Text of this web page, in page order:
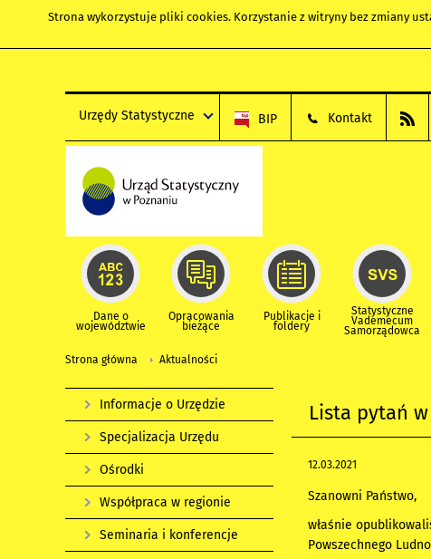
Strona wykorzystuje pliki cookies. Korzystanie z witryny bez zmiany
Urzędy Statystyczne BIP Kontakt
Dane o
województwie
Opracowania
bieżące
Publikacje i
foldery
Statystyczne
Vademecum
Samorządowca
Strona główna Aktualności
Lista pytań w
12.03.2021
Szanowni Państwo,
właśnie
Powszechnego
Informacje o Urzędzie
Specjalizacja Urzędu
Ośrodki
Współpraca w regionie
Seminaria i konferencje